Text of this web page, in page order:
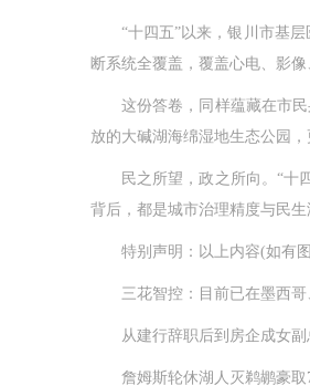
“十四五”以来，银川市基层
断系统全覆盖，覆盖心电、影
这份答卷，同样蕴藏在市民身
放的大碱湖海绵湿地生态公园
民之所望，政之所向。“十四
背后，都是城市治理精度与民
特别声明：以上内容(如有图
三花智控：目前已在墨西哥
从建行辞职后到房企成女副
詹姆斯轮休湖人灭鹈鹕豪取7